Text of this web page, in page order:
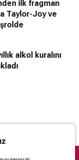
ilk fragman
Taylor-Joy ve
alkol kuralını